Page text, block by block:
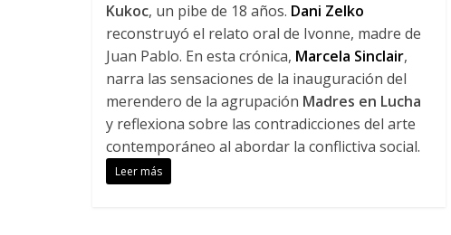
Kukoc, un pibe de 18 años. Dani Zelko
reconstruyó el relato oral de Ivonne, madre de
Juan Pablo. En esta crónica, Marcela Sinclair,
narra las sensaciones de la inauguración del
merendero de la agrupación Madres en Lucha
y reflexiona sobre las contradicciones del arte
contemporáneo al abordar la conflictiva social.
Leer más